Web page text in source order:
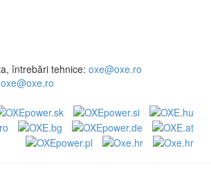
întrebări tehnice: oxe@oxe.ro
oxe@oxe.ro